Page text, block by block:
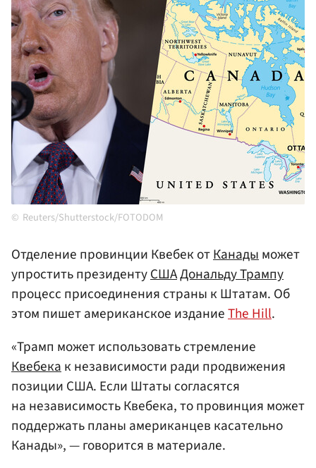
Reuters/Shutterstock/FOTODOM
Отделение провинции Квебек отКанадыможет
упростить президентуСШАДональду Трампу
процесс присоединения страны к Штатам. Об
этом пишет американское изданиеThe Hill.
«Трамп может использовать стремление
Квебекак независимости ради продвижения
позиции США. Если Штаты согласятся
на независимость Квебека, то провинция может
поддержать планы американцев касательно
Канады», — говорится в материале.